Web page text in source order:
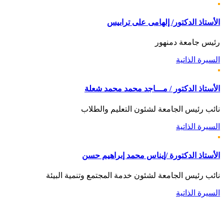
الأستاذ الدكتور/ إلهامى على ترابيس
رئيس جامعة دمنهور
السيرة الذاتية
الأستاذ الدكتور / مـــاجد محمد محمد شعلة
نائب رئيس الجامعة لشئون التعليم والطلاب
السيرة الذاتية
الأستاذ الدكتورة /إيناس محمد إبراهيم حسن
نائب رئيس الجامعة لشئون خدمة المجتمع وتنمية البيئة
السيرة الذاتية